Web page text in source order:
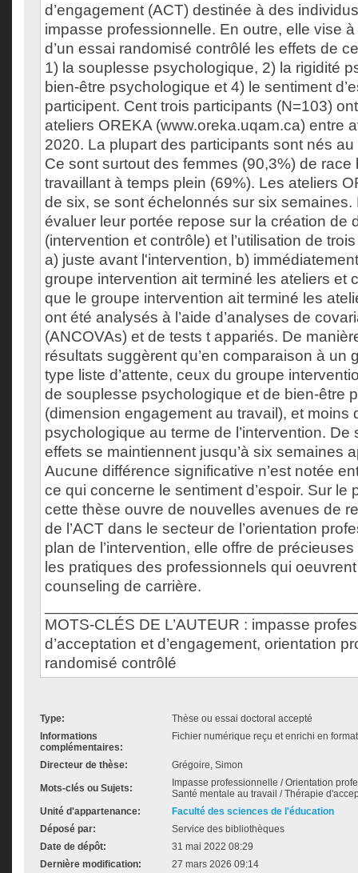
d’engagement (ACT) destinée à des
impasse professionnelle. En outre, elle vise à
d’un essai randomisé contrôlé les effets de
1) la souplesse psychologique, 2) la rigidité
bien-être psychologique et 4) le sentiment
participent. Cent trois participants (N=103)
ateliers OREKA (www.oreka.uqam.ca) entre
2020. La plupart des participants sont nés
Ce sont surtout des femmes (90,3%) de race
travaillant à temps plein (69%). Les ateliers
de six, se sont échelonnés sur six semaines.
évaluer leur portée repose sur la création de
(intervention et contrôle) et l’utilisation de
a) juste avant l'intervention, b)
groupe intervention ait terminé les ateliers et
que le groupe intervention ait terminé les
ont été analysés à l’aide d’analyses de
(ANCOVAs) et de tests t appariés. De
résultats suggèrent qu’en comparaison à un
type liste d’attente, ceux du groupe
de souplesse psychologique et de bien-être
(dimension engagement au travail), et moins
psychologique au terme de l’intervention. De
effets se maintiennent jusqu’à six semaines
Aucune différence significative n’est notée
ce qui concerne le sentiment d’espoir. Sur le
cette thèse ouvre de nouvelles avenues de
de l’ACT dans le secteur de l’orientation
plan de l’intervention, elle offre de
les pratiques des professionnels qui
counseling de carrière.
MOTS-CLÉS DE L’AUTEUR : impasse
d’acceptation et d’engagement, orientation
randomisé contrôlé
Type:
Thèse ou essai doctoral accepté
Informations
complémentaires:
Fichier numérique reçu et enrichi en
Directeur de thèse: Grégoire, Simon
Mots-clés ou Sujets:
Impasse professionnelle / Orientation
Santé mentale au travail / Thérapie
Unité d'appartenance:
Faculté des sciences de l'éducation
Déposé par:
Service des bibliothèques
Date de dépôt:
31 mai 2022 08:29
Dernière modification:
27 mars 2026 09:14